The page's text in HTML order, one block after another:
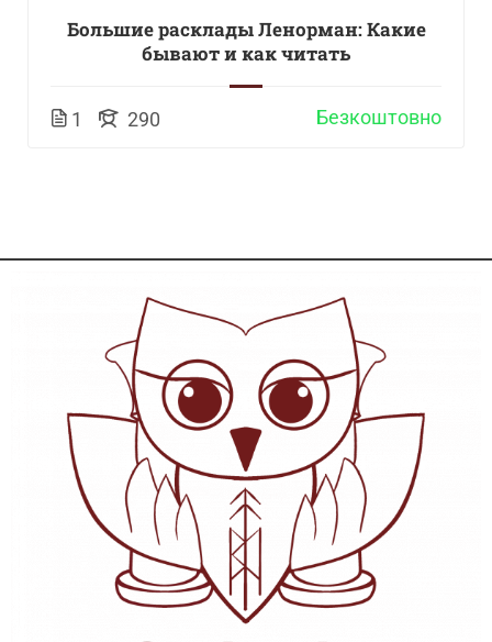
Большие расклады Ленорман: Какие
бывают и как читать
1 290 Безкоштовно